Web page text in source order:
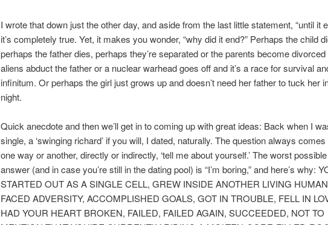
I wrote that down just the other day, and aside from the last little statement, “until it
it’s completely true. Yet, it makes you wonder, “why did it end?” Perhaps the child
perhaps the father dies, perhaps they’re separated or the parents become divorced
aliens abduct the father or a nuclear warhead goes off and it’s a race for survival
infinitum. Or perhaps the girl just grows up and doesn’t need her father to tuck her
night.
Quick anecdote and then we’ll get in to coming up with great ideas: Back when I
single, a ‘swinging richard’ if you will, I dated, naturally. The question always
one way or another, directly or indirectly, ‘tell me about yourself.’ The worst possible
answer (and in case you’re still in the dating pool) is “I’m boring,” and here’s why:
STARTED OUT AS A SINGLE CELL, GREW INSIDE ANOTHER LIVING
FACED ADVERSITY, ACCOMPLISHED GOALS, GOT IN TROUBLE, FELL IN
HAD YOUR HEART BROKEN, FAILED, FAILED AGAIN, SUCCEEDED, NOT TO